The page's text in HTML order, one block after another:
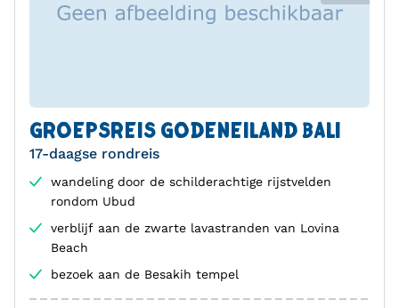
GROEPSREIS GODENEILAND BALI
17-daagse rondreis
wandeling door de schilderachtige rijstvelden
rondom Ubud
verblijf aan de zwarte lavastranden van Lovina
Beach
bezoek aan de Besakih tempel